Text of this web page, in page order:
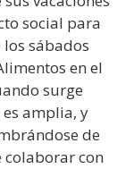
social para
sábados
en el
surge
amplia, y
de
colaborar con